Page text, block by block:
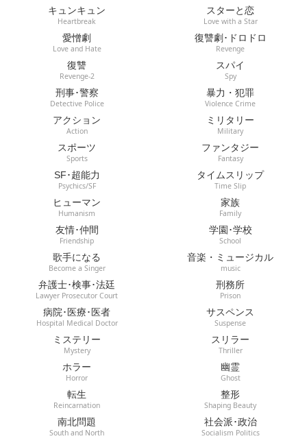
キュンキュン
Heartbreak
スターと恋
Love with a Star
愛憎劇
Love and Hate
復讐劇･ドロドロ
Revenge
復讐
Revenge-2
スパイ
Spy
刑事･警察
Detective Police
暴力・犯罪
Violence Crime
アクション
Action
ミリタリー
Military
スポーツ
Sports
ファンタジー
Fantasy
SF･超能力
Psychics/SF
タイムスリップ
Time Slip
ヒューマン
Humanism
家族
Family
友情･仲間
Friendship
学園･学校
School
歌手になる
Become a Singer
音楽・ミュージカル
music
弁護士･検事･法廷
Lawyer Prosecutor Court
刑務所
Prison
病院･医療･医者
Hospital Medical Doctor
サスペンス
Suspense
ミステリー
Mystery
スリラー
Thriller
ホラー
Horror
幽霊
Ghost
転生
Reincarnation
整形
Shaping Beauty
南北問題
South and North
社会派･政治
Socialism Politics